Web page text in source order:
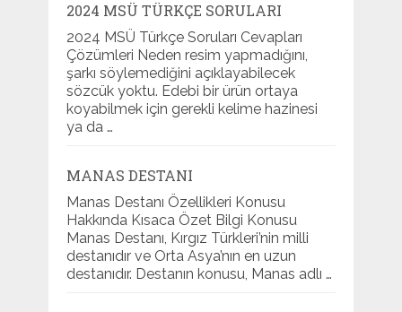
2024 MSÜ TÜRKÇE SORULARI
2024 MSÜ Türkçe Soruları Cevapları
Çözümleri Neden resim yapmadığını,
şarkı söylemediğini açıklayabilecek
sözcük yoktu. Edebi bir ürün ortaya
koyabilmek için gerekli kelime hazinesi
ya da …
MANAS DESTANI
Manas Destanı Özellikleri Konusu
Hakkında Kısaca Özet Bilgi Konusu
Manas Destanı, Kırgız Türkleri’nin milli
destanıdır ve Orta Asya’nın en uzun
destanıdır. Destanın konusu, Manas adlı …